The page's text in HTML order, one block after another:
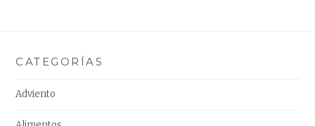
CATEGORÍAS
Adviento